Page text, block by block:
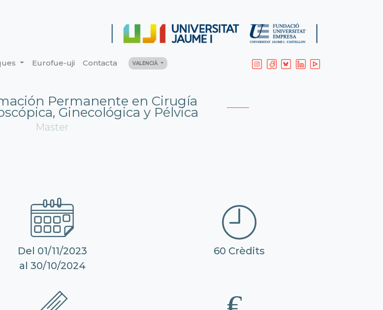
Eurofue-uji Contacta VALENCIÀ
Permanente en Cirugía
Ginecológica y Pélvica
Master
Del 01/11/2023
al 30/10/2024
60 Crèdits